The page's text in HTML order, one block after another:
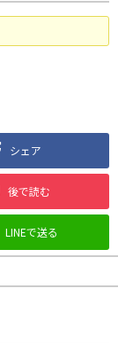
シェア
後で読む
LINEで送る